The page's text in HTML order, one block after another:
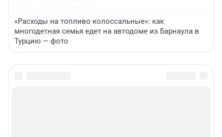
«Расходы на топливо колоссальные»: как
многодетная семья едет на автодоме из Барнаула в
Турцию — фото